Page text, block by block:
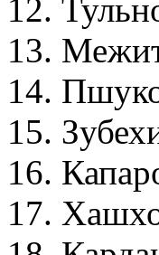
12.
13.
14.
15.
16.
17.